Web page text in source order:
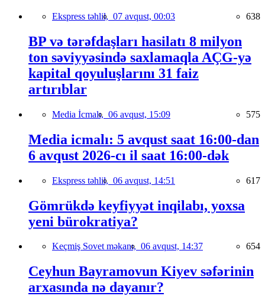
Ekspress təhlil, 07 avqust, 00:03 638
BP və tərəfdaşları hasilatı 8 milyon
ton səviyyəsində saxlamaqla AÇG-yə
kapital qoyuluşlarını 31 faiz
artırıblar
Media İcmalı, 06 avqust, 15:09 575
Media icmalı: 5 avqust saat 16:00-dan
6 avqust 2026-cı il saat 16:00-dək
Ekspress təhlil, 06 avqust, 14:51 617
Gömrükdə keyfiyyət inqilabı, yoxsa
yeni bürokratiya?
Keçmiş Sovet məkanı, 06 avqust, 14:37 654
Ceyhun Bayramovun Kiyev səfərinin
arxasında nə dayanır?